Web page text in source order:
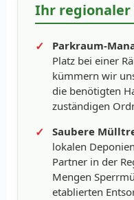
Ihr regionaler
Parkraum-
Platz bei einer
kümmern wir
die benötigten
zuständigen
Saubere
lokalen
Partner in der
Mengen
etablierten